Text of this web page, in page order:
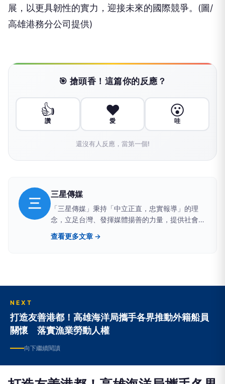
展，以更具韌性的實力，迎接未來的國際競爭。(圖/
高雄港務分公司提供)
🎯 搶頭香！這篇你的反應？
👍
讚
❤️
愛
😮
哇
還沒有人反應，當第一個!
三
三星傳媒
「三星傳媒」秉持「中立正直，忠實報導」的理
念，立足台灣、發揮媒體揚善的力量，提供社會積
極與正向的影響。 周易•繫辭提及「在天成象」，
「三星」提供滿天星斗中指引的方向，三星拱照呈
與團隊的力量，深耕地方，提供正面的價值觀，照
查看更多文章 →
NEXT
打造友善港都！高雄海洋局攜手各界推動外籍船員
關懷 落實漁業勞動人權
向下繼續閱讀